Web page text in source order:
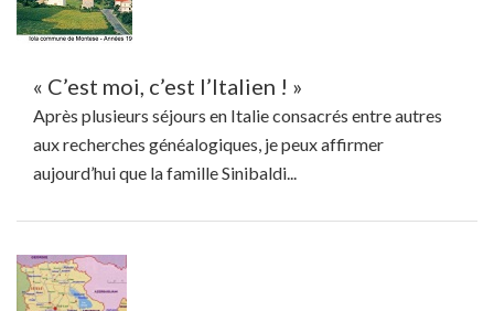
« C’est moi, c’est l’Italien ! »
Après plusieurs séjours en Italie consacrés entre autres
aux recherches généalogiques, je peux affirmer
aujourd’hui que la famille Sinibaldi...